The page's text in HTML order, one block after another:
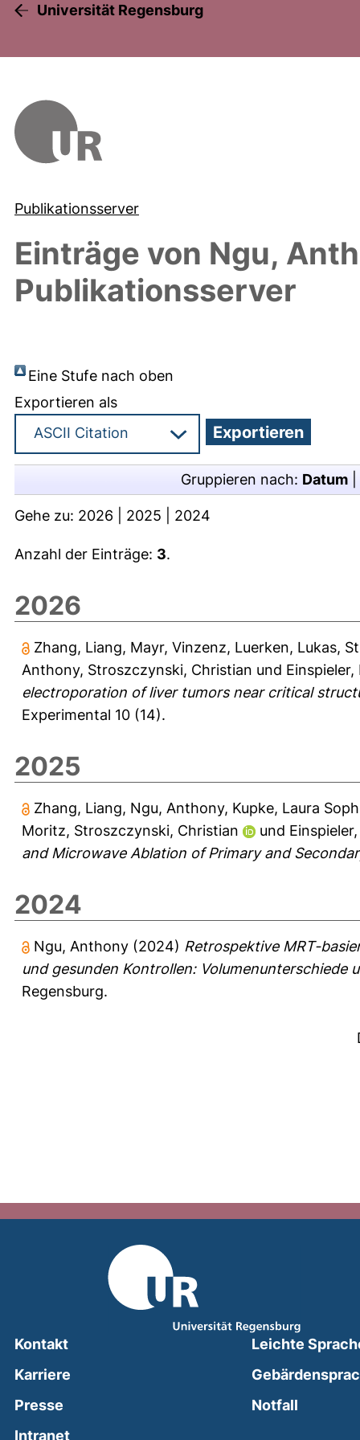
Universität Regensburg
Publikationsserver
Einträge von Ngu,
Publikationsserver
Eine Stufe nach oben
Exportieren als
Gruppieren nach: Datum
Gehe zu: 2026 2025 2024
Anzahl der Einträge: 3.
2026
Zhang, Liang, Mayr, Vinzenz, Luerken, Lukas,
Anthony, Stroszczynski, Christian und Einspieler,
electroporation of liver tumors near critical
Experimental 10 (14).
2025
Zhang, Liang, Ngu, Anthony, Kupke, Laura
Moritz, Stroszczynski, Christian und
and Microwave Ablation of Primary and
2024
Ngu, Anthony (2024) Retrospektive MRT-
und gesunden Kontrollen: Volumenunterschiede
Regensburg.
Kontakt
Karriere
Presse
Intranet(external link, opens in a new window)
Leichte
Notfall